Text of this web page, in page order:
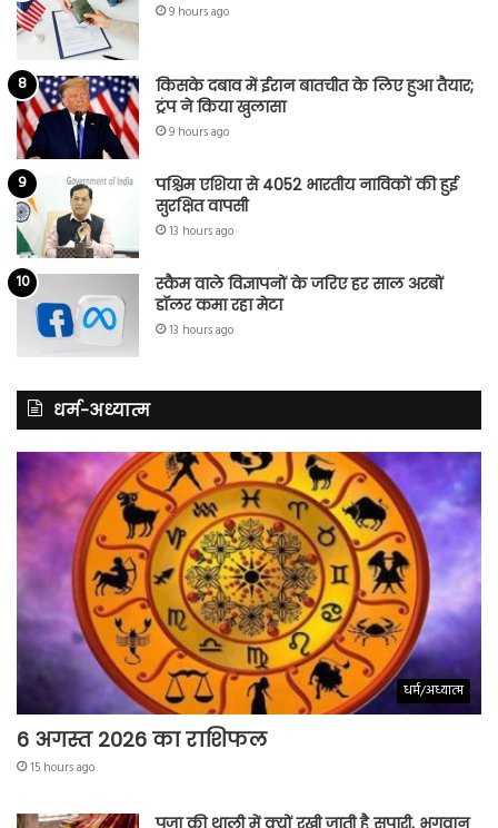
9 hours ago
किसके दबाव में ईरान बातचीत के लिए हुआ तैयार;
ट्रंप ने किया खुलासा
9 hours ago
पश्चिम एशिया से 4052 भारतीय नाविकों की हुई
सुरक्षित वापसी
13 hours ago
स्कैम वाले विज्ञापनों के जरिए हर साल अरबों
डॉलर कमा रहा मेटा
13 hours ago
धर्म-अध्यात्म
धर्म/अध्यात्म
6 अगस्त 2026 का राशिफल
15 hours ago
पूजा की थाली में क्यों रखी जाती है सुपारी, भगवान